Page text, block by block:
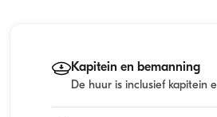
Kapitein en bemanning
De huur is inclusief kapitein